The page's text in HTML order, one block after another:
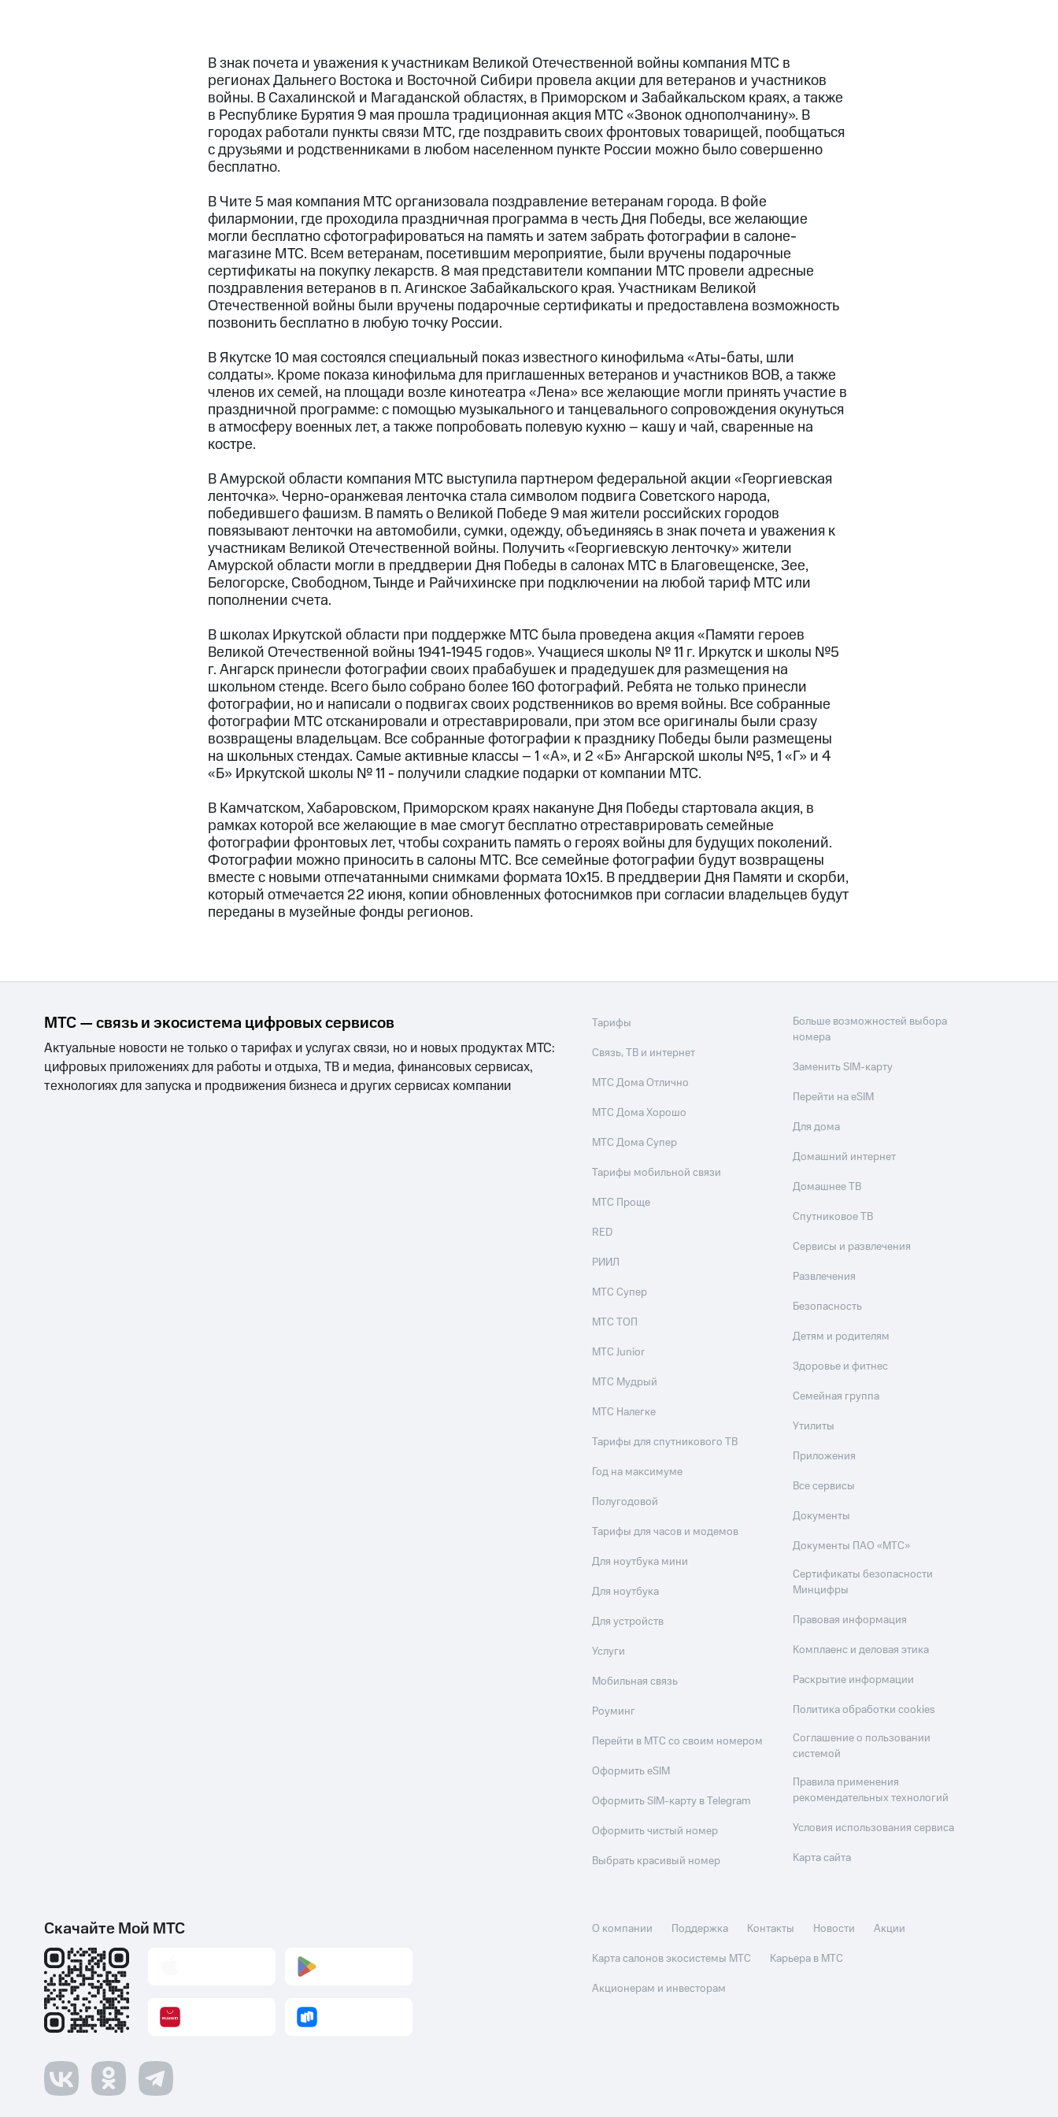
В знак почета и уважения к участникам Великой Отечественной войны компания МТС в
регионах Дальнего Востока и Восточной Сибири провела акции для ветеранов и участников
войны. В Сахалинской и Магаданской областях, в Приморском и Забайкальском краях, а также
в Республике Бурятия 9 мая прошла традиционная акция МТС «Звонок однополчанину». В
городах работали пункты связи МТС, где поздравить своих фронтовых товарищей, пообщаться
с друзьями и родственниками в любом населенном пункте России можно было совершенно
бесплатно.
В Чите 5 мая компания МТС организовала поздравление ветеранам города. В фойе
филармонии, где проходила праздничная программа в честь Дня Победы, все желающие
могли бесплатно сфотографироваться на память и затем забрать фотографии в салоне-
магазине МТС. Всем ветеранам, посетившим мероприятие, были вручены подарочные
сертификаты на покупку лекарств. 8 мая представители компании МТС провели адресные
поздравления ветеранов в п. Агинское Забайкальского края. Участникам Великой
Отечественной войны были вручены подарочные сертификаты и предоставлена возможность
позвонить бесплатно в любую точку России.
В Якутске 10 мая состоялся специальный показ известного кинофильма «Аты-баты, шли
солдаты». Кроме показа кинофильма для приглашенных ветеранов и участников ВОВ, а также
членов их семей, на площади возле кинотеатра «Лена» все желающие могли принять участие в
праздничной программе: с помощью музыкального и танцевального сопровождения окунуться
в атмосферу военных лет, а также попробовать полевую кухню – кашу и чай, сваренные на
костре.
В Амурской области компания МТС выступила партнером федеральной акции «Георгиевская
ленточка». Черно-оранжевая ленточка стала символом подвига Советского народа,
победившего фашизм. В память о Великой Победе 9 мая жители российских городов
повязывают ленточки на автомобили, сумки, одежду, объединяясь в знак почета и уважения к
участникам Великой Отечественной войны. Получить «Георгиевскую ленточку» жители
Амурской области могли в преддверии Дня Победы в салонах МТС в Благовещенске, Зее,
Белогорске, Свободном, Тынде и Райчихинске при подключении на любой тариф МТС или
пополнении счета.
В школах Иркутской области при поддержке МТС была проведена акция «Памяти героев
Великой Отечественной войны 1941-1945 годов». Учащиеся школы № 11 г. Иркутск и школы №5
г. Ангарск принесли фотографии своих прабабушек и прадедушек для размещения на
школьном стенде. Всего было собрано более 160 фотографий. Ребята не только принесли
фотографии, но и написали о подвигах своих родственников во время войны. Все собранные
фотографии МТС отсканировали и отреставрировали, при этом все оригиналы были сразу
возвращены владельцам. Все собранные фотографии к празднику Победы были размещены
на школьных стендах. Самые активные классы – 1 «А», и 2 «Б» Ангарской школы №5, 1 «Г» и 4
«Б» Иркутской школы № 11 - получили сладкие подарки от компании МТС.
В Камчатском, Хабаровском, Приморском краях накануне Дня Победы стартовала акция, в
рамках которой все желающие в мае смогут бесплатно отреставрировать семейные
фотографии фронтовых лет, чтобы сохранить память о героях войны для будущих поколений.
Фотографии можно приносить в салоны МТС. Все семейные фотографии будут возвращены
вместе с новыми отпечатанными снимками формата 10х15. В преддверии Дня Памяти и скорби,
который отмечается 22 июня, копии обновленных фотоснимков при согласии владельцев будут
переданы в музейные фонды регионов.
МТС — связь и экосистема цифровых сервисов
Актуальные новости не только о тарифах и услугах связи, но и новых продуктах МТС:
цифровых приложениях для работы и отдыха, ТВ и медиа, финансовых сервисах,
технологиях для запуска и продвижения бизнеса и других сервисах компании
Тарифы
Связь, ТВ и интернет
МТС Дома Отлично
МТС Дома Хорошо
МТС Дома Супер
Тарифы мобильной связи
МТС Проще
RED
РИИЛ
МТС Супер
МТС ТОП
МТС Junior
МТС Мудрый
МТС Налегке
Тарифы для спутникового ТВ
Год на максимуме
Полугодовой
Тарифы для часов и модемов
Для ноутбука мини
Для ноутбука
Для устройств
Услуги
Мобильная связь
Роуминг
Перейти в МТС со своим номером
Оформить eSIM
Оформить SIM-карту в Telegram
Оформить чистый номер
Выбрать красивый номер
Больше возможностей выбора
номера
Заменить SIM-карту
Перейти на eSIM
Для дома
Домашний интернет
Домашнее ТВ
Спутниковое ТВ
Сервисы и развлечения
Развлечения
Безопасность
Детям и родителям
Здоровье и фитнес
Семейная группа
Утилиты
Приложения
Все сервисы
Документы
Документы ПАО «МТС»
Сертификаты безопасности
Минцифры
Правовая информация
Комплаенс и деловая этика
Раскрытие информации
Политика обработки cookies
Соглашение о пользовании
системой
Правила применения
рекомендательных технологий
Условия использования сервиса
Карта сайта
Скачайте Мой МТС О компании Поддержка Контакты Новости
Акции
Карта салонов экосистемы МТС
Карьера в МТС
Акционерам и инвесторам